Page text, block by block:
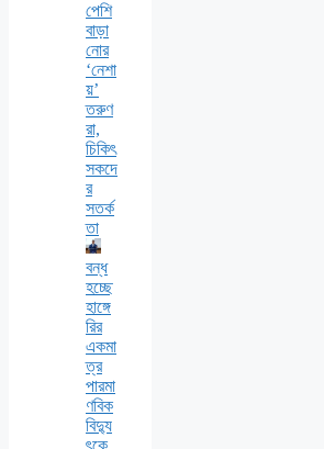
পেশি
বাড়া
নোর
‘নেশা
য়’
তরুণ
রা,
চিকিৎ
সকদে
র
সতর্ক
তা
বন্ধ
হচ্ছে
হাঙ্গে
রির
একমা
ত্র
পারমা
ণবিক
বিদ্যু
ৎকে